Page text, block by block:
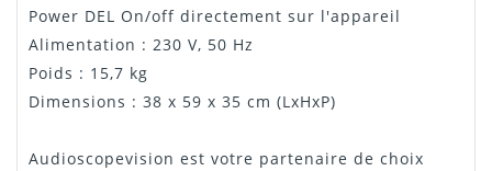
Power DEL On/off directement sur l'appareil
Alimentation : 230 V, 50 Hz
Poids : 15,7 kg
Dimensions : 38 x 59 x 35 cm (LxHxP)
Audioscopevision est votre partenaire de choix